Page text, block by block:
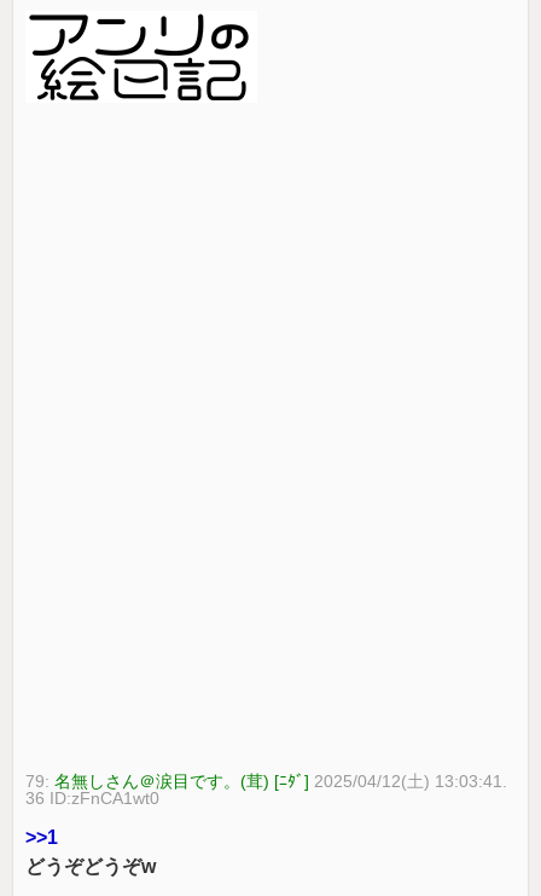
79:名無しさん＠涙目です。(茸) [ﾆﾀﾞ] 2025/04/12(土) 13:03:41.
36 ID:zFnCA1wt0
>>1
どうぞどうぞw